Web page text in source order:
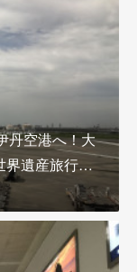
丹空港へ！大
界遺産旅行…